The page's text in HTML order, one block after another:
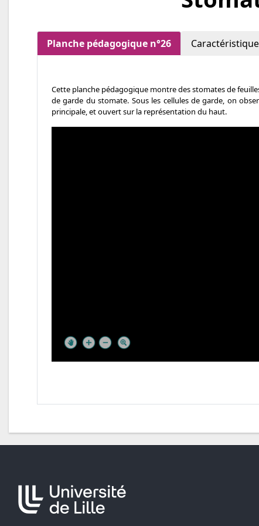
Planche pédagogique n°26
Cette planche pédagogique montre des stomates de
de garde du stomate. Sous les cellules de garde, on
principale, et ouvert sur la représentation du haut.